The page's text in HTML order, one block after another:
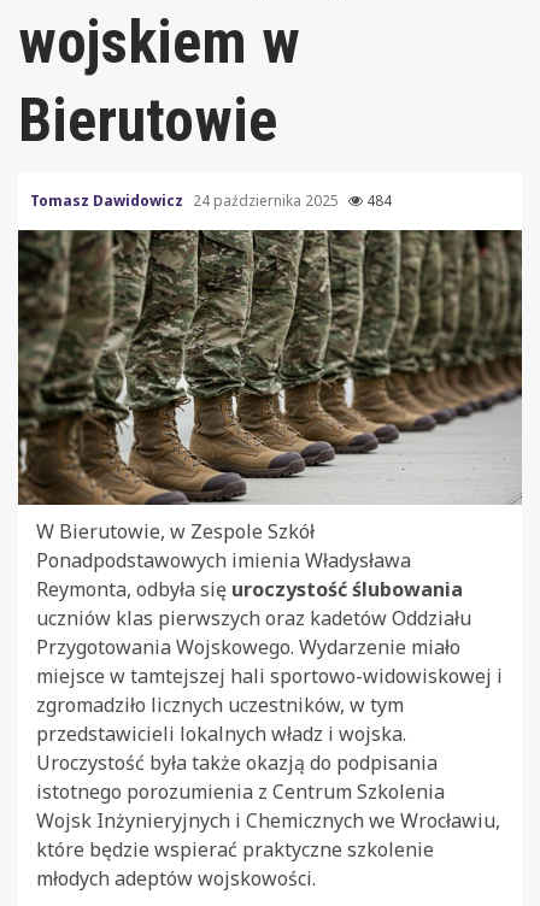
wojskiem w
Bierutowie
Tomasz Dawidowicz 24 października 2025 484
W Bierutowie, w Zespole Szkół
Ponadpodstawowych imienia Władysława
Reymonta, odbyła się uroczystość ślubowania
uczniów klas pierwszych oraz kadetów Oddziału
Przygotowania Wojskowego. Wydarzenie miało
miejsce w tamtejszej hali sportowo-widowiskowej i
zgromadziło licznych uczestników, w tym
przedstawicieli lokalnych władz i wojska.
Uroczystość była także okazją do podpisania
istotnego porozumienia z Centrum Szkolenia
Wojsk Inżynieryjnych i Chemicznych we Wrocławiu,
które będzie wspierać praktyczne szkolenie
młodych adeptów wojskowości.